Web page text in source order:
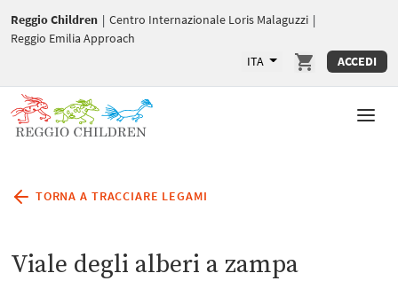
Reggio Children | Centro Internazionale Loris Malaguzzi |
Reggio Emilia Approach
ITA
ACCEDI
TORNA A TRACCIARE LEGAMI
Viale degli alberi a zampa